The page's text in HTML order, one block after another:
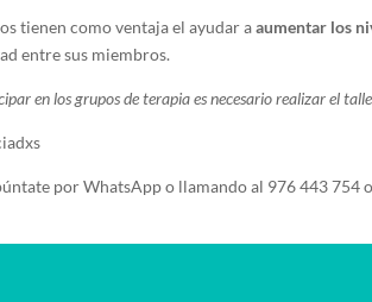
tienen como ventaja el ayudar aaumentar los
entre sus miembros.
en los grupos de terapia es necesario realizar el
por WhatsApp o llamando al 976 443 754